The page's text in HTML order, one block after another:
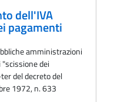
dell'IVA
pagamenti
amministrazioni
dei
del decreto del
1972, n. 633